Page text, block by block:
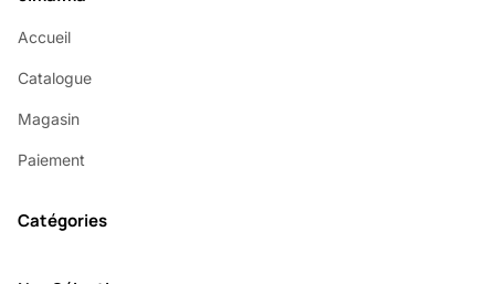
Accueil
Catalogue
Magasin
Paiement
Catégories